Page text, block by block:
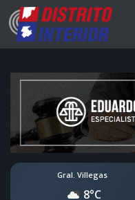
Gral. Villegas
8°C